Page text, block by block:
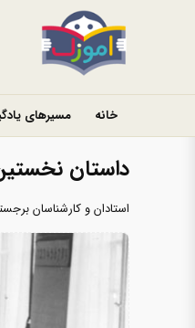
خانه مسیرهای
داستان
استادان و کارشناسان